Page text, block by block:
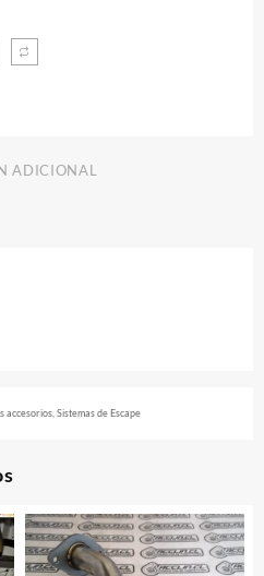
ADICIONAL
accesorios Sistemas de Escape